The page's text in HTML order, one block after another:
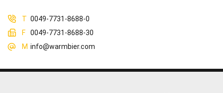
T 0049-7731-8688-0
F
0049-7731-8688-30
M info@warmbier.com